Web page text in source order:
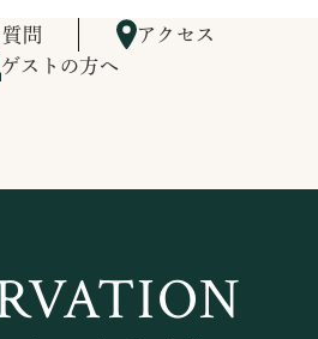
問
アクセス
ゲストの方へ